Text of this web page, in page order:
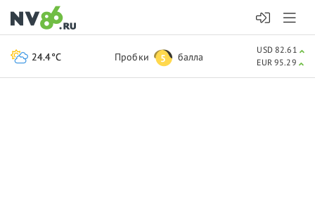
24.4°C Пробки 5 балла
USD 82.61
EUR 95.29